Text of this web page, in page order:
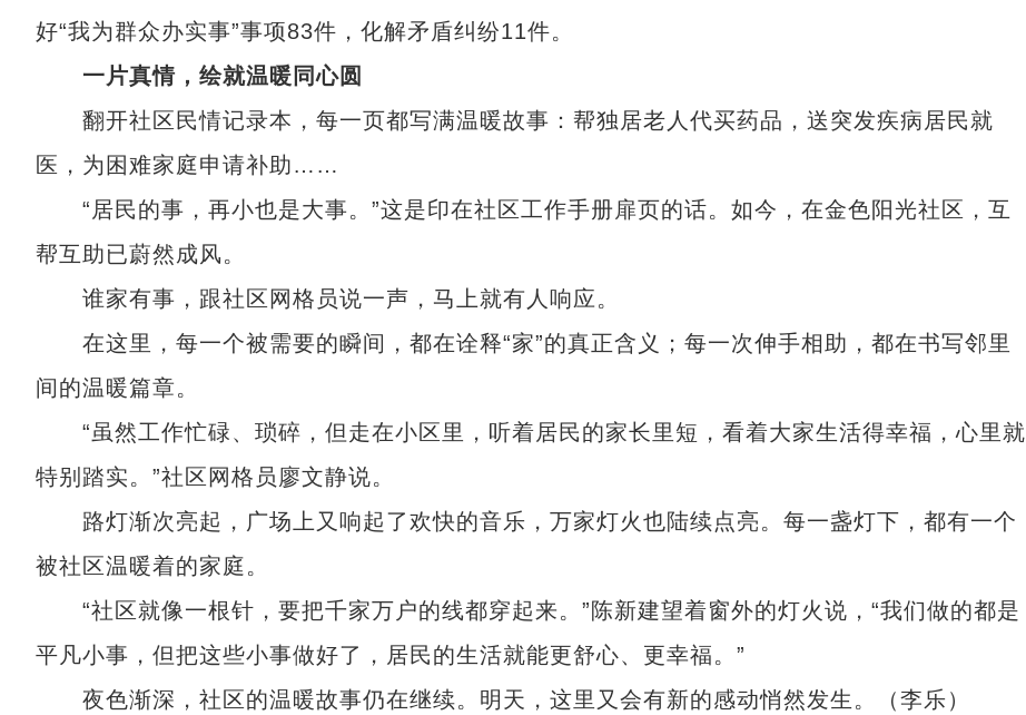
好“我为群众办实事”事项83件，化解矛盾纠纷11件。
一片真情，绘就温暖同心圆
翻开社区民情记录本，每一页都写满温暖故事：帮独居老人代买药品，送突发疾病居民就
医，为困难家庭申请补助……
“居民的事，再小也是大事。”这是印在社区工作手册扉页的话。如今，在金色阳光社区，互
帮互助已蔚然成风。
谁家有事，跟社区网格员说一声，马上就有人响应。
在这里，每一个被需要的瞬间，都在诠释“家”的真正含义；每一次伸手相助，都在书写邻里
间的温暖篇章。
“虽然工作忙碌、琐碎，但走在小区里，听着居民的家长里短，看着大家生活得幸福，心里就
特别踏实。”社区网格员廖文静说。
路灯渐次亮起，广场上又响起了欢快的音乐，万家灯火也陆续点亮。每一盏灯下，都有一个
被社区温暖着的家庭。
“社区就像一根针，要把千家万户的线都穿起来。”陈新建望着窗外的灯火说，“我们做的都是
平凡小事，但把这些小事做好了，居民的生活就能更舒心、更幸福。”
夜色渐深，社区的温暖故事仍在继续。明天，这里又会有新的感动悄然发生。（李乐）